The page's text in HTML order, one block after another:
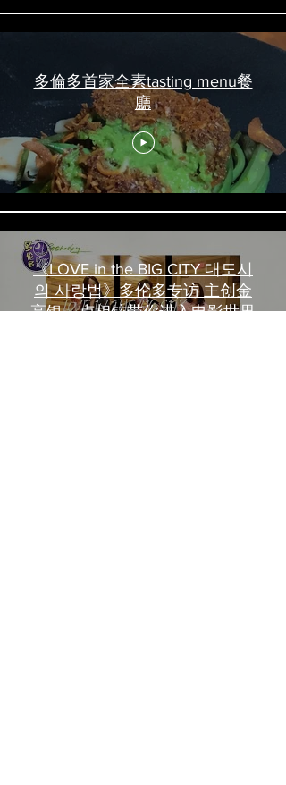
多倫多首家全素tasting menu餐
廳
《LOVE in the BIG CITY 대도시
의 사랑법》多伦多专访 主创金
高银、卢相铉带你进入电影世界